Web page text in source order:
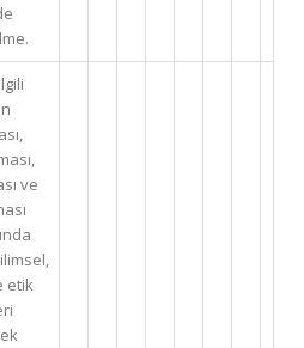
ve
etik